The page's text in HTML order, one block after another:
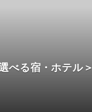
る宿・ホテル＞